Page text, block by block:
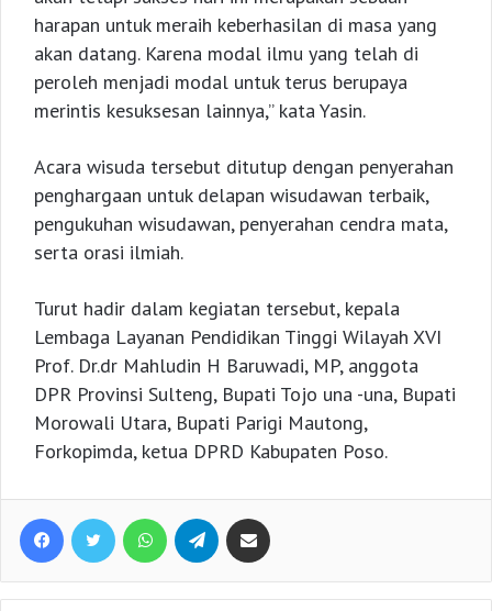
harapan untuk meraih keberhasilan di masa yang
akan datang. Karena modal ilmu yang telah di
peroleh menjadi modal untuk terus berupaya
merintis kesuksesan lainnya,” kata Yasin.
Acara wisuda tersebut ditutup dengan penyerahan
penghargaan untuk delapan wisudawan terbaik,
pengukuhan wisudawan, penyerahan cendra mata,
serta orasi ilmiah.
Turut hadir dalam kegiatan tersebut, kepala
Lembaga Layanan Pendidikan Tinggi Wilayah XVI
Prof. Dr.dr Mahludin H Baruwadi, MP, anggota
DPR Provinsi Sulteng, Bupati Tojo una -una, Bupati
Morowali Utara, Bupati Parigi Mautong,
Forkopimda, ketua DPRD Kabupaten Poso.
Facebook Twitter WhatsApp Telegram